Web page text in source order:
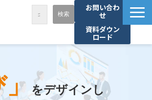
お問い合わ
せ
資料ダウン
ロード
LDcubeが選ばれる理由
サービス一覧
課題から探す
」 をデザインし